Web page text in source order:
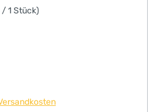
/ 1 Stück)